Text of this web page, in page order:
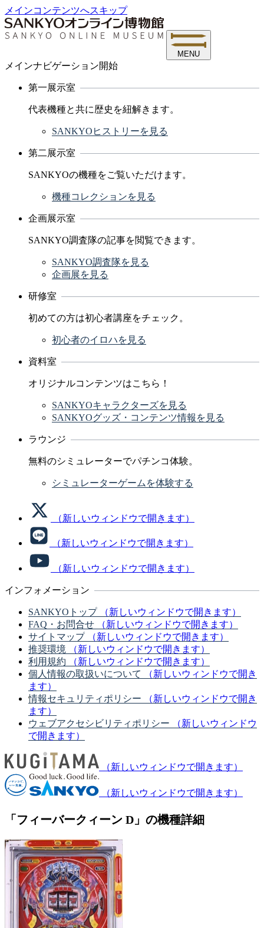
メインコンテンツへスキップ
MENU
メインナビゲーション開始
第一展示室
代表機種と共に歴史を紐解きます。
SANKYOヒストリーを見る
第二展示室
SANKYOの機種をご覧いただけます。
機種コレクションを見る
企画展示室
SANKYO調査隊の記事を閲覧できます。
SANKYO調査隊を見る
企画展を見る
研修室
初めての方は初心者講座をチェック。
初心者のイロハを見る
資料室
オリジナルコンテンツはこちら！
SANKYOキャラクターズを見る
SANKYOグッズ・コンテンツ情報を見る
ラウンジ
無料のシミュレーターでパチンコ体験。
シミュレーターゲームを体験する
（新しいウィンドウで開きます）
（新しいウィンドウで開きます）
（新しいウィンドウで開きます）
インフォメーション
SANKYOトップ
（新しいウィンドウで開きます）
FAQ・お問合せ
（新しいウィンドウで開きます）
サイトマップ
（新しいウィンドウで開きます）
推奨環境
（新しいウィンドウで開きます）
利用規約
（新しいウィンドウで開きます）
個人情報の取扱いについて
（新しいウィンドウで開き
ます）
情報セキュリティポリシー
（新しいウィンドウで開き
ます）
ウェブアクセシビリティポリシー
（新しいウィンドウ
で開きます）
（新しいウィンドウで開きます）
（新しいウィンドウで開きます）
「フィーバークィーン D」の機種詳細